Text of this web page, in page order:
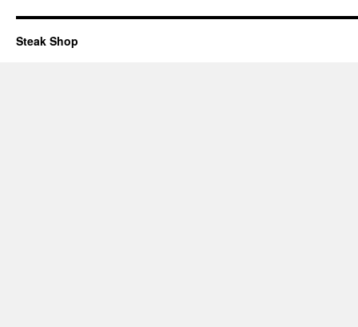
Steak Shop